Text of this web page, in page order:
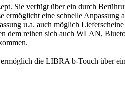
Sie verfügt über ein durch
eine schnelle Anpassung
u.a. auch möglich
dem reihen sich auch WLAN,
die LIBRA b-Touch über